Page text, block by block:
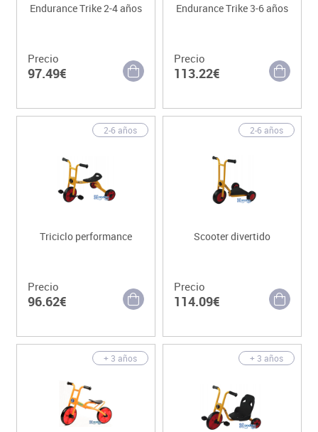
Endurance Trike 2-4 años
Precio
97.49€
Endurance Trike 3-6 años
Precio
113.22€
2-6 años
Triciclo performance
Precio
96.62€
2-6 años
Scooter divertido
Precio
114.09€
+ 3 años + 3 años